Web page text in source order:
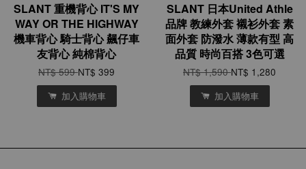
SLANT 重機背心 IT'S MY
WAY OR THE HIGHWAY
機車背心 騎士背心 飆仔車
友背心 純棉背心
NT$ 599NT$ 399
加入購物車
SLANT 日本United Athle
品牌 教練外套 襯衫外套 素
面外套 防潑水 薄款有型 高
品質 時尚百搭 3色可選
NT$ 1,590NT$ 1,280
加入購物車